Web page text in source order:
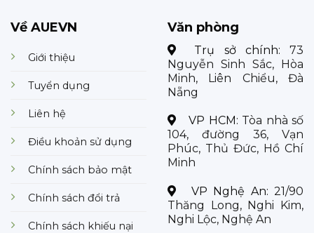
Về AUEVN
Giới thiệu
Tuyển dụng
Liên hệ
Điều khoản sử dụng
Chính sách bảo mật
Chính sách đổi trả
Chính sách khiếu nại
Văn phòng
Trụ sở chính: 73
Nguyễn Sinh Sắc, Hòa
Minh, Liên Chiểu, Đà
Nẵng
VP HCM: Tòa nhà số
104, đường 36, Vạn
Phúc, Thủ Đức, Hồ Chí
Minh
VP Nghệ An: 21/90
Thăng Long, Nghi Kim,
Nghi Lộc, Nghệ An